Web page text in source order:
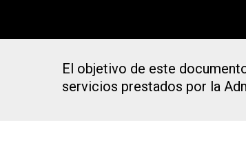
El objetivo de este
servicios prestados por la